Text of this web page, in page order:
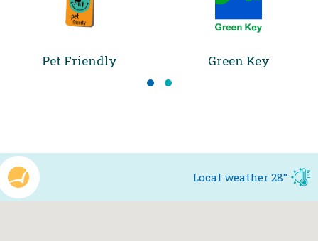
Pet Friendly Green Key
Local weather 28°